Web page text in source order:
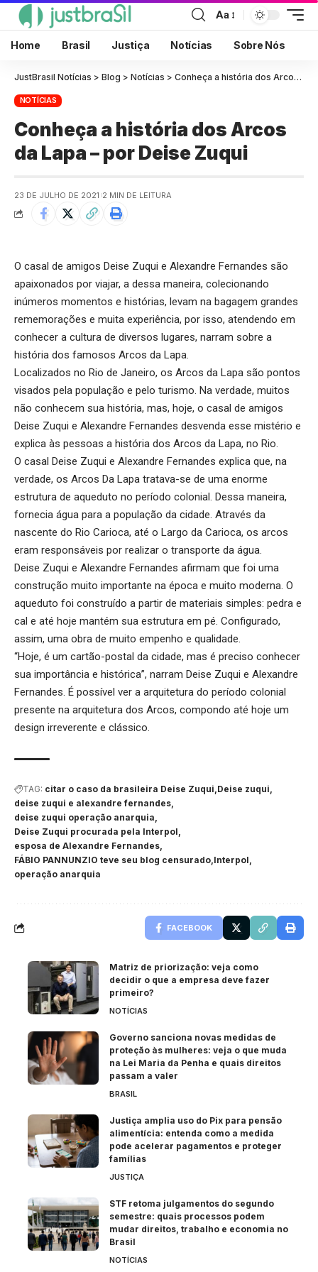
Aa
Home Brasil Justiça Notícias Sobre Nós
JustBrasil Notícias > Blog > Notícias > Conheça a história dos Arcos da Lapa – por Deise Zuqui
NOTÍCIAS
Conheça a história dos Arcos
da Lapa – por Deise Zuqui
23 DE JULHO DE 2021 2 MIN DE LEITURA
O casal de amigos Deise Zuqui e Alexandre Fernandes são
apaixonados por viajar, a dessa maneira, colecionando
inúmeros momentos e histórias, levam na bagagem grandes
rememorações e muita experiência, por isso, atendendo em
conhecer a cultura de diversos lugares, narram sobre a
história dos famosos Arcos da Lapa.
Localizados no Rio de Janeiro, os Arcos da Lapa são pontos
visados pela população e pelo turismo. Na verdade, muitos
não conhecem sua história, mas, hoje, o casal de amigos
Deise Zuqui e Alexandre Fernandes desvenda esse mistério e
explica às pessoas a história dos Arcos da Lapa, no Rio.
O casal Deise Zuqui e Alexandre Fernandes explica que, na
verdade, os Arcos Da Lapa tratava-se de uma enorme
estrutura de aqueduto no período colonial. Dessa maneira,
fornecia água para a população da cidade. Através da
nascente do Rio Carioca, até o Largo da Carioca, os arcos
eram responsáveis por realizar o transporte da água.
Deise Zuqui e Alexandre Fernandes afirmam que foi uma
construção muito importante na época e muito moderna. O
aqueduto foi construído a partir de materiais simples: pedra e
cal e até hoje mantém sua estrutura em pé. Configurado,
assim, uma obra de muito empenho e qualidade.
“Hoje, é um cartão-postal da cidade, mas é preciso conhecer
sua importância e histórica”, narram Deise Zuqui e Alexandre
Fernandes. É possível ver a arquitetura do período colonial
presente na arquitetura dos Arcos, compondo até hoje um
design irreverente e clássico.
TAG: citar o caso da brasileira Deise Zuqui Deise zuqui
deise zuqui e alexandre fernandes
deise zuqui operação anarquia
Deise Zuqui procurada pela Interpol
esposa de Alexandre Fernandes
FÁBIO PANNUNZIO teve seu blog censurado Interpol
operação anarquia
FACEBOOK
Matriz de priorização: veja como
decidir o que a empresa deve fazer
primeiro?
NOTÍCIAS
Governo sanciona novas medidas de
proteção às mulheres: veja o que muda
na Lei Maria da Penha e quais direitos
passam a valer
BRASIL
Justiça amplia uso do Pix para pensão
alimentícia: entenda como a medida
pode acelerar pagamentos e proteger
famílias
JUSTIÇA
STF retoma julgamentos do segundo
semestre: quais processos podem
mudar direitos, trabalho e economia no
Brasil
NOTÍCIAS